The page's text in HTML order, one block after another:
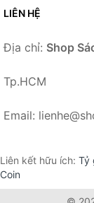
LIÊN HỆ
Địa chỉ: Shop
Tp.HCM
Email:
Liên kết hữu ích: Tỷ
Coin